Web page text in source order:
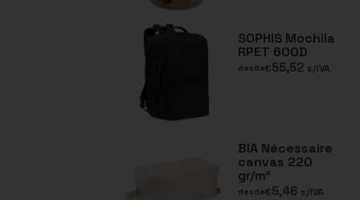
SOPHIS Mochila
RPET 600D
desde€55,52 s/IVA
BIA Nécessaire
canvas 220
gr/m²
desde€5,46 s/IVA